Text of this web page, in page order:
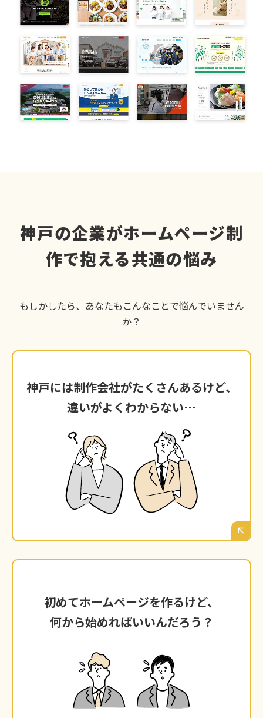
神戸の企業がホームページ制
作で抱える共通の悩み
もしかしたら、あなたもこんなことで悩んでいません
か？
神戸には制作会社がたくさんあるけど、
違いがよくわからない…
神戸には制作会社がたくさんあるけど、
違いがよくわからない…
ウェブで検索すると、神戸を拠点とする制作会
社がたくさん見つかる。デザインがきれいな会
社、技術力が高そうな会社。でも、何を基準に
選べばいいのか、自社に合うパートナーがどこ
なのか、判断するのはとても難しいですよね。
初めてホームページを作るけど、
何から始めればいいんだろう？
何から始めればいいんだろう？
サーバー？ドメイン？そもそも、どんな内容を
載せればいいの？
専門用語も多く、考えなければいけないことが
山積みで、最初の一歩がなかなか踏み出せな